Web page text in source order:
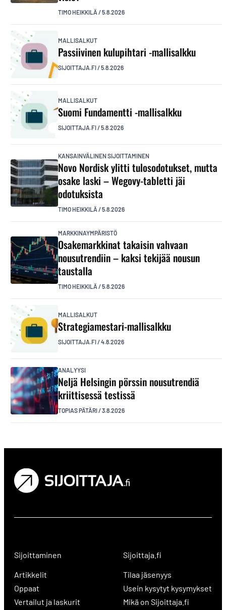
TIMO HEIKKILÄ /5.8.2026
MALLISALKUT
Passiivinen kulupihtari -mallisalkku
SIJOITTAJA.FI/5.8.2026
MALLISALKUT
Suomi Fundamentti -mallisalkku
SIJOITTAJA.FI/5.8.2026
KANSAINVÄLINEN SIJOITTAMINEN
Novo Nordisk ylitti tulosodotukset, mutta
osake laski – Wegovy-tabletti jäi
odotuksista
TIMO HEIKKILÄ /5.8.2026
MARKKINAYMPÄRISTÖ
Osakemarkkinat takaisin vahvaan
nousutrendiin – kaksi tekijää nousun
taustalla
TIMO HEIKKILÄ /5.8.2026
MALLISALKUT
Strategiamestari-mallisalkku
SIJOITTAJA.FI/4.8.2026
ANALYYSI
Neljä Helsingin pörssin nousutrendiä
kriittisessä testissä
TOPIAS PÄTÄRI/3.8.2026
Sijoittaminen
Artikkelit
Oppaat
Vertailut ja laskurit
Sijoittaja.fi
Tilaa jäsenyys
Usein kysytyt kysymykset
Mikä on Sijoittaja.fi